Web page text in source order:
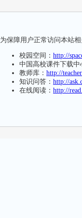
为保障用户正常访问本站
校园空间： http://
中国高校课件下载中
教师库： http://
知识问答： http://
在线阅读： http://